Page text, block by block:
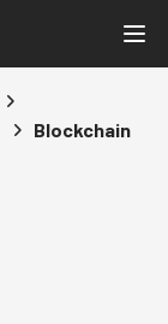
Blockchain